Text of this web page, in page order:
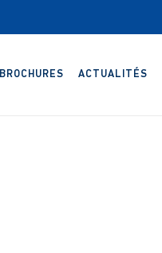
BROCHURES ACTUALITÉS